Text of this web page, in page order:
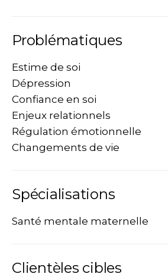
Problématiques
Estime de soi
Dépression
Confiance en soi
Enjeux relationnels
Régulation émotionnelle
Changements de vie
Spécialisations
Santé mentale maternelle
Clientèles cibles